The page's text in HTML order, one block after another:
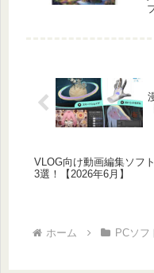
VLOG向け動画編集ソフ
3選！【2026年6月】
ホーム PCソフ